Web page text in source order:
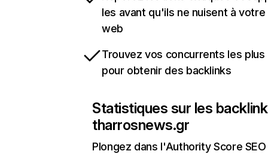
les avant qu'ils ne nuisent à
web
Trouvez vos concurrents les
pour obtenir des backlinks
Statistiques sur les
tharrosnews.gr
Plongez dans l'Authority Score